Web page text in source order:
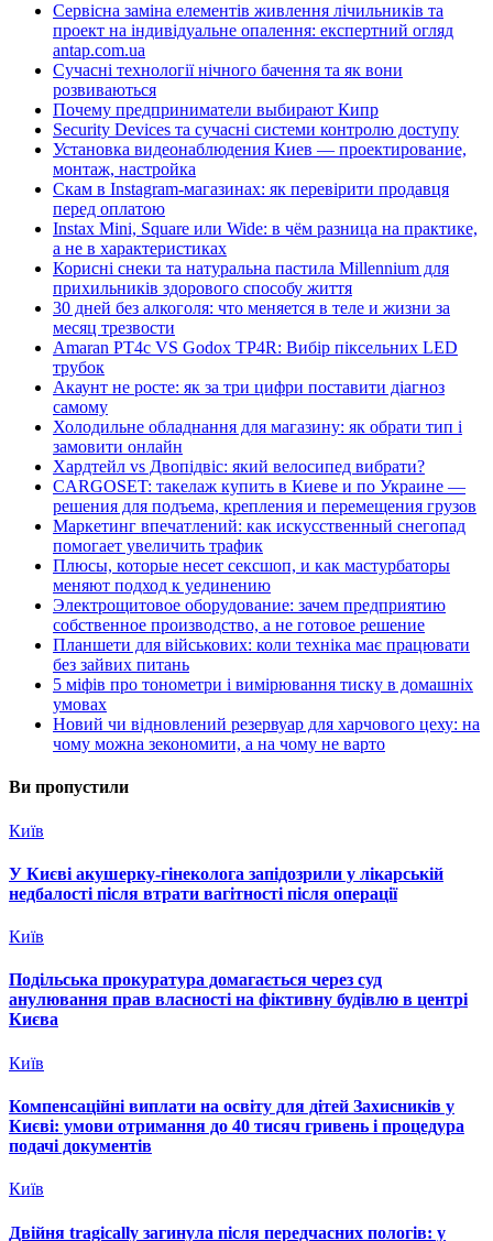
Сервісна заміна елементів живлення лічильників та
проект на індивідуальне опалення: експертний огляд
antap.com.ua
Сучасні технології нічного бачення та як вони
розвиваються
Почему предприниматели выбирают Кипр
Security Devices та сучасні системи контролю доступу
Установка видеонаблюдения Киев — проектирование,
монтаж, настройка
Скам в Instagram-магазинах: як перевірити продавця
перед оплатою
Instax Mini, Square или Wide: в чём разница на практике,
а не в характеристиках
Корисні снеки та натуральна пастила Millennium для
прихильників здорового способу життя
30 дней без алкоголя: что меняется в теле и жизни за
месяц трезвости
Amaran PT4c VS Godox TP4R: Вибір піксельних LED
трубок
Акаунт не росте: як за три цифри поставити діагноз
самому
Холодильне обладнання для магазину: як обрати тип і
замовити онлайн
Хардтейл vs Двопідвіс: який велосипед вибрати?
CARGOSET: такелаж купить в Киеве и по Украине —
решения для подъема, крепления и перемещения грузов
Маркетинг впечатлений: как искусственный снегопад
помогает увеличить трафик
Плюсы, которые несет сексшоп, и как мастурбаторы
меняют подход к уединению
Электрощитовое оборудование: зачем предприятию
собственное производство, а не готовое решение
Планшети для військових: коли техніка має працювати
без зайвих питань
5 міфів про тонометри і вимірювання тиску в домашніх
умовах
Новий чи відновлений резервуар для харчового цеху: на
чому можна зекономити, а на чому не варто
Ви пропустили
Київ
У Києві акушерку-гінеколога запідозрили у лікарській
недбалості після втрати вагітності після операції
Київ
Подільська прокуратура домагається через суд
анулювання прав власності на фіктивну будівлю в центрі
Києва
Київ
Компенсаційні виплати на освіту для дітей Захисників у
Києві: умови отримання до 40 тисяч гривень і процедура
подачі документів
Київ
Двійня tragically загинула після передчасних пологів: у